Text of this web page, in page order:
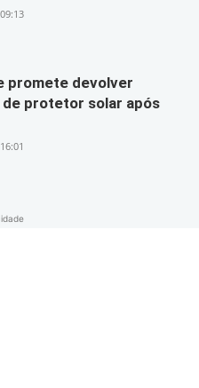
promete devolver
protetor solar após